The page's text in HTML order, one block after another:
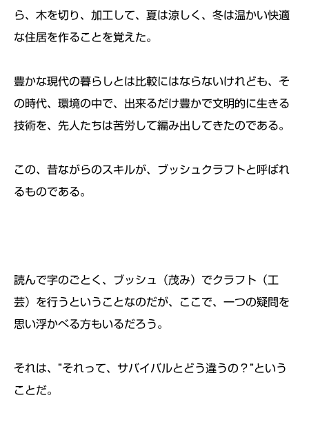
ら、木を切り、加工して、夏は涼しく、冬は温かい快適
な住居を作ることを覚えた。
豊かな現代の暮らしとは比較にはならないけれども、そ
の時代、環境の中で、出来るだけ豊かで文明的に生きる
技術を、先人たちは苦労して編み出してきたのである。
この、昔ながらのスキルが、ブッシュクラフトと呼ばれ
るものである。
読んで字のごとく、ブッシュ（茂み）でクラフト（工
芸）を行うということなのだが、ここで、一つの疑問を
思い浮かべる方もいるだろう。
それは、”それって、サバイバルとどう違うの？”という
ことだ。